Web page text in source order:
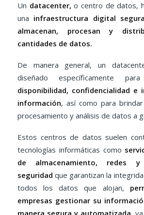
Un datacenter, o centro de datos,
una infraestructura digital
almacenan, procesan y
cantidades de datos.
De manera general, un
diseñado específicamente
disponibilidad, confidencialidad e
información, así como para
procesamiento y análisis de datos a
Estos centros de datos suelen
tecnologías informáticas como
de almacenamiento, redes
seguridad que garantizan la
todos los datos que alojan,
empresas gestionar su
manera segura y automatizada,